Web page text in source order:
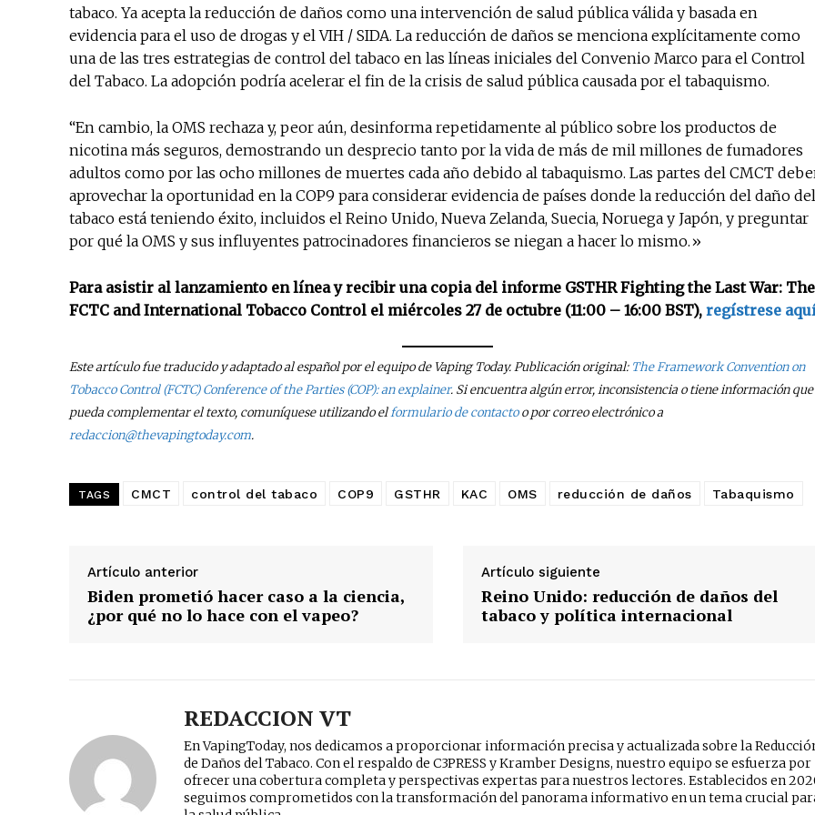
tabaco. Ya acepta la reducción de daños como una intervención de salud pública válida y basada en
evidencia para el uso de drogas y el VIH / SIDA. La reducción de daños se menciona explícitamente como
una de las tres estrategias de control del tabaco en las líneas iniciales del Convenio Marco para el Control
del Tabaco. La adopción podría acelerar el fin de la crisis de salud pública causada por el tabaquismo.
“En cambio, la OMS rechaza y, peor aún, desinforma repetidamente al público sobre los productos de
nicotina más seguros, demostrando un desprecio tanto por la vida de más de mil millones de fumadores
adultos como por las ocho millones de muertes cada año debido al tabaquismo. Las partes del CMCT
aprovechar la oportunidad en la COP9 para considerar evidencia de países donde la reducción del daño del
tabaco está teniendo éxito, incluidos el Reino Unido, Nueva Zelanda, Suecia, Noruega y Japón, y preguntar
por qué la OMS y sus influyentes patrocinadores financieros se niegan a hacer lo mismo.»
Para asistir al lanzamiento en línea y recibir una copia del informe GSTHR Fighting the Last War: The
FCTC and International Tobacco Control el miércoles 27 de octubre (11:00 – 16:00 BST), regístrese
Este artículo fue traducido y adaptado al español por el equipo de Vaping Today. Publicación original: The Framework Convention on
Tobacco Control (FCTC) Conference of the Parties (COP): an explainer. Si encuentra algún error, inconsistencia o tiene información que
pueda complementar el texto, comuníquese utilizando elformulario de contactoo por correo electrónico a
redaccion@thevapingtoday.com.
TAGS CMCT control del tabaco COP9 GSTHR KAC OMS reducción de daños Tabaquismo
Artículo anterior
Biden prometió hacer caso a la ciencia,
¿por qué no lo hace con el vapeo?
Artículo siguiente
Reino Unido: reducción de daños del
tabaco y política internacional
REDACCION VT
En VapingToday, nos dedicamos a proporcionar información precisa y actualizada sobre la
de Daños del Tabaco. Con el respaldo de C3PRESS y Kramber Designs, nuestro equipo se esfuerza por
ofrecer una cobertura completa y perspectivas expertas para nuestros lectores. Establecidos en
seguimos comprometidos con la transformación del panorama informativo en un tema crucial